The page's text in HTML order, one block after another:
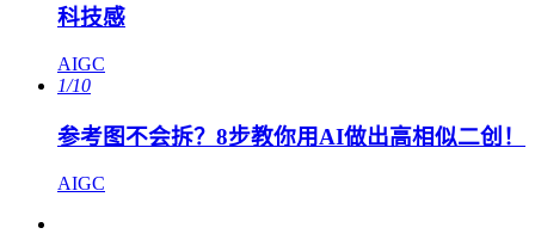
科技感
AIGC
1/10
参考图不会拆？8步教你用AI做出高相似二创！
AIGC